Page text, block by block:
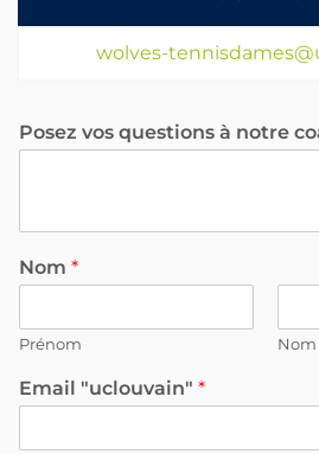
wolves-
Posez vos questions à notre
Nom *
Prénom Nom
Email "uclouvain" *